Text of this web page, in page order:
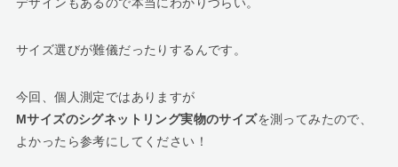
サイズ選びが難儀だったりするんです。
今回、個人測定ではありますが
Mサイズのシグネットリング実物のサイズを測ってみたので、
よかったら参考にしてください！